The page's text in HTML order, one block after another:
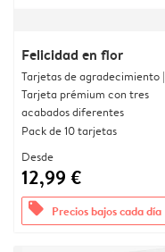
Felicidad en flor
Tarjetas de agradecimiento |
Tarjeta prémium con tres
acabados diferentes
Pack de 10 tarjetas
Desde
12,99 €
offers Precios bajos cada día